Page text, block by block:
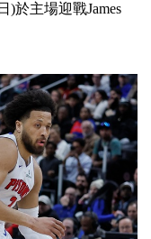
)於主場迎戰James